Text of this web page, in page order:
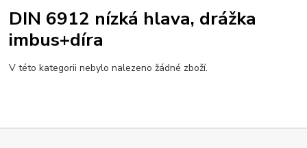
DIN 6912 nízká hlava, drážka
imbus+díra
V této kategorii nebylo nalezeno žádné zboží.